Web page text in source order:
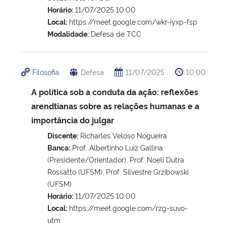
Horário: 11/07/2025 10:00
Local: https://meet.google.com/wkr-iyxp-fsp
Modalidade: Defesa de TCC
Filosofia Defesa 11/07/2025 10:00
A política sob a conduta da ação: reflexões
arendtianas sobre as relações humanas e a
importância do julgar
Discente: Richarles Veloso Nogueira
Banca: Prof. Albertinho Luiz Gallina
(Presidente/Orientador), Prof. Noeli Dutra
Rossatto (UFSM), Prof. Silvestre Grzibowski
(UFSM)
Horário: 11/07/2025 10:00
Local: https://meet.google.com/rzg-suvo-
utm